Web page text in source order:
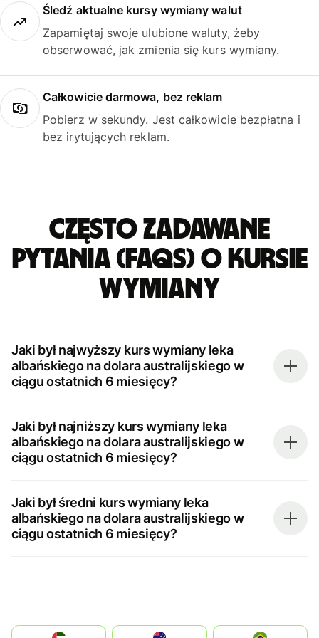
Śledź aktualne kursy wymiany walut
Zapamiętaj swoje ulubione waluty, żeby
obserwować, jak zmienia się kurs wymiany.
Całkowicie darmowa, bez reklam
Pobierz w sekundy. Jest całkowicie bezpłatna i
bez irytujących reklam.
Często zadawane
pytania (FAQs) o kursie
wymiany
Jaki był najwyższy kurs wymiany leka
albańskiego na dolara australijskiego w
ciągu ostatnich 6 miesięcy?
Jaki był najniższy kurs wymiany leka
albańskiego na dolara australijskiego w
ciągu ostatnich 6 miesięcy?
Jaki był średni kurs wymiany leka
albańskiego na dolara australijskiego w
ciągu ostatnich 6 miesięcy?